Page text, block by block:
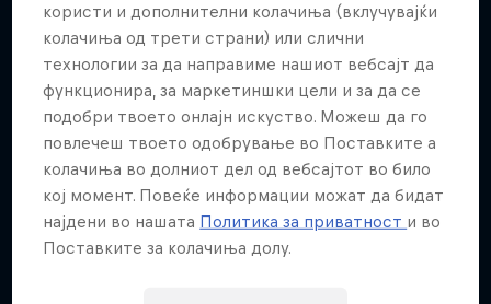
користи и дополнителни колачиња (вклучувајќи
колачиња од трети страни) или слични
технологии за да направиме нашиот вебсајт да
функционира, за маркетиншки цели и за да се
подобри твоето онлајн искуство. Можеш да го
повлечеш твоето одобрување во Поставките а
колачиња во долниот дел од вебсајтот во било
кој момент. Повеќе информации можат да бидат
најдени во нашата Политика за приватност и во
Поставките за колачиња долу.